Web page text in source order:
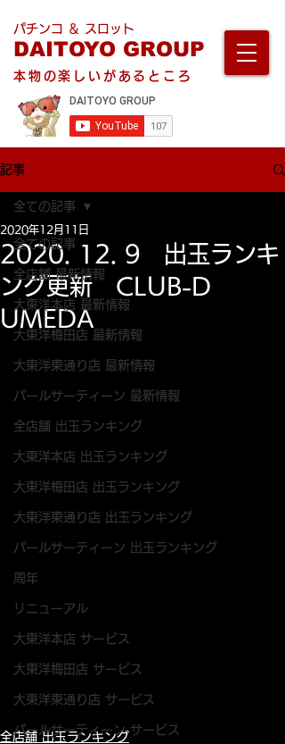
パチンコ ＆ スロット
DAITOYO GROUP
本物の楽しいがあるところ
記事
全ての記事
全店舗 最新情報
大東洋本店 最新情報
大東洋梅田店 最新情報
大東洋東通り店 最新情報
パールサーティーン 最新情報
全店舗 出玉ランキング
大東洋本店 出玉ランキング
大東洋梅田店 出玉ランキング
大東洋東通り店 出玉ランキング
パールサーティーン 出玉ランキング
周年
リニューアル
大東洋本店 サービス
大東洋梅田店 サービス
大東洋東通り店 サービス
パールサーティーン サービス
全ての記事
2020. 12. 9 出玉ランキ
ング更新 CLUB-D
UMEDA
2020年12月11日
全店舗 出玉ランキング